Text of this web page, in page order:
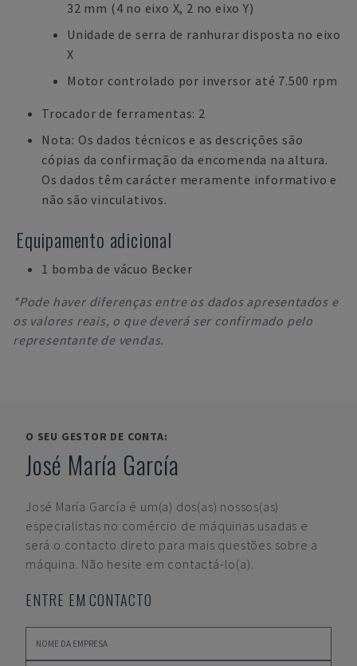
32 mm (4 no eixo X, 2 no eixo Y)
Unidade de serra de ranhurar disposta no eixo
X
Motor controlado por inversor até 7.500 rpm
Trocador de ferramentas: 2
Nota: Os dados técnicos e as descrições são
cópias da confirmação da encomenda na altura.
Os dados têm carácter meramente informativo e
não são vinculativos.
Equipamento adicional
1 bomba de vácuo Becker
*Pode haver diferenças entre os dados apresentados e
os valores reais, o que deverá ser confirmado pelo
representante de vendas.
O SEU GESTOR DE CONTA:
José María García
José María García é um(a) dos(as) nossos(as)
especialistas no comércio de máquinas usadas e
será o contacto direto para mais questões sobre a
máquina. Não hesite em contactá-lo(a).
ENTRE EM CONTACTO